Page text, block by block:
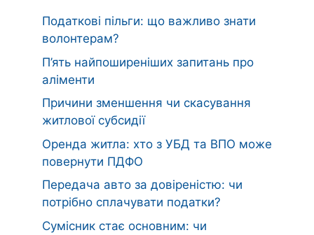
Податкові пільги: що важливо знати
волонтерам?
П’ять найпоширеніших запитань про
аліменти
Причини зменшення чи скасування
житлової субсидії
Оренда житла: хто з УБД та ВПО може
повернути ПДФО
Передача авто за довіреністю: чи
потрібно сплачувати податки?
Сумісник стає основним: чи